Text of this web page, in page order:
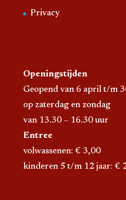
Privacy
Openingstijden
Geopend van 6 april t/m
op zaterdag en zondag
van 13.30 – 16.30 uur
Entree
volwassenen: € 3,00
kinderen 5 t/m 12 jaar: €